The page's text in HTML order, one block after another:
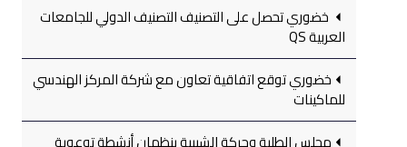
خضوري تحصل على التصنيف التصنيف الدولي للجامعات
العربية QS
خضوري توقع اتفاقية تعاون مع شركة المركز الهندسي
للماكينات